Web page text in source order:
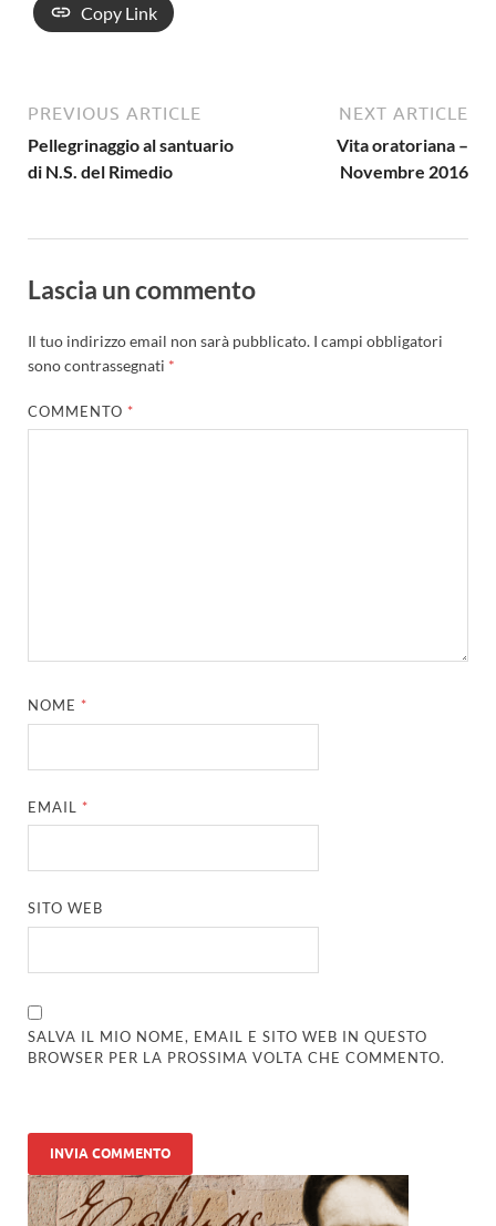
Copy Link
PREVIOUS ARTICLE
Pellegrinaggio al santuario
di N.S. del Rimedio
NEXT ARTICLE
Vita oratoriana –
Novembre 2016
Lascia un commento
Il tuo indirizzo email non sarà pubblicato. I campi obbligatori
sono contrassegnati *
COMMENTO *
NOME *
EMAIL *
SITO WEB
SALVA IL MIO NOME, EMAIL E SITO WEB IN QUESTO
BROWSER PER LA PROSSIMA VOLTA CHE COMMENTO.